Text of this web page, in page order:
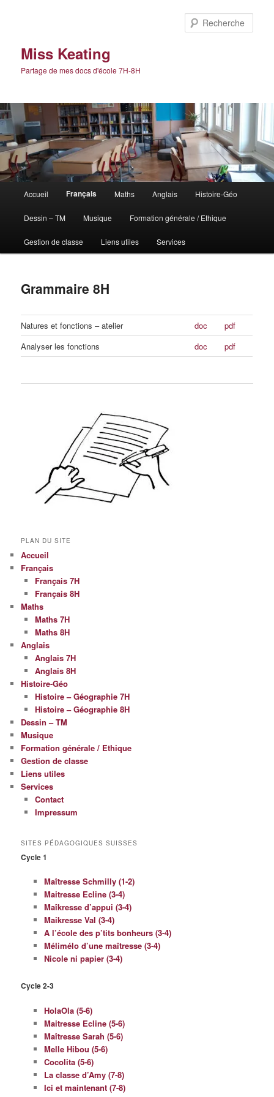
Miss Keating
Partage de mes docs d'école 7H-8H
principal
Accueil Français Maths Anglais Histoire-Géo
Dessin – TM Musique Formation générale / Ethique
Gestion de classe Liens utiles Services
Grammaire 8H
Natures et fonctions – atelier doc
pdf
Analyser les fonctions
doc pdf
PLAN DU SITE
Accueil
Français
Français 7H
Français 8H
Maths
Maths 7H
Maths 8H
Anglais
Anglais 7H
Anglais 8H
Histoire-Géo
Histoire – Géographie 7H
Histoire – Géographie 8H
Dessin – TM
Musique
Formation générale / Ethique
Gestion de classe
Liens utiles
Services
Contact
Impressum
SITES PÉDAGOGIQUES SUISSES
Cycle 1
Maîtresse Schmilly (1-2)
Maitresse Ecline (3-4)
Maîkresse d’appui (3-4)
Maikresse Val (3-4)
A l’école des p’tits bonheurs (3-4)
Mélimélo d’une maîtresse (3-4)
Nicole ni papier (3-4)
Cycle 2-3
HolaOla (5-6)
Maitresse Ecline (5-6)
Maîtresse Sarah (5-6)
Melle Hibou (5-6)
Cocolita (5-6)
La classe d’Amy (7-8)
Ici et maintenant (7-8)